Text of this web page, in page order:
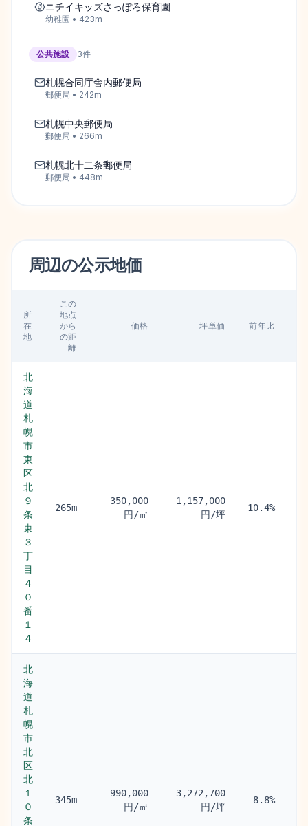
ニチイキッズさっぽろ保育園
幼稚園 • 423m
公共施設 3件
札幌合同庁舎内郵便局
郵便局 • 242m
札幌中央郵便局
郵便局 • 266m
札幌北十二条郵便局
郵便局 • 448m
周辺の公示地価
所
在
地
この
地点
から
の距
離
価格 坪単価 前年比
北
海
道
札
幌
市
東
区
北
９
条
東
３
丁
目
４
０
番
１
４
265m
350,000
円/㎡
1,157,000
円/坪
10.4%
北
海
道
札
幌
市
北
区
北
１
０
条
345m
990,000
円/㎡
3,272,700
円/坪
8.8%